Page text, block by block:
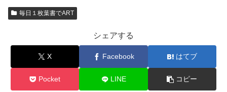
毎日１枚葉書でART
シェアする
X Facebook はてブ
Pocket LINE コピー